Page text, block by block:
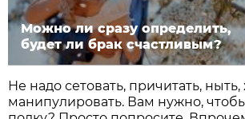
Можно ли сразу определить,
будет ли брак счастливым?
Не надо сетовать, причитать,
манипулировать. Вам нужно,